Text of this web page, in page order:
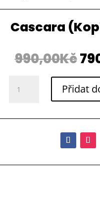
Cascara
990,00Kč
(Kopírovat)
Přidat